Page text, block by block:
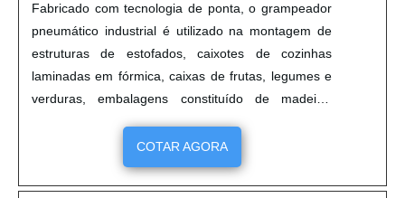
Fabricado com tecnologia de ponta, o grampeador
pneumático industrial é utilizado na montagem de
estruturas de estofados, caixotes de cozinhas
laminadas em fórmica, caixas de frutas, legumes e
verduras, embalagens constituído de madeira,
paletes, urnas funerárias e em obras civis. O
grampeador pneumático tem capacidade de
armazenar 110 grampos pesando 0,89 kg, com
altura de 142 metros e largura de 40 mm, o
COTAR AGORA